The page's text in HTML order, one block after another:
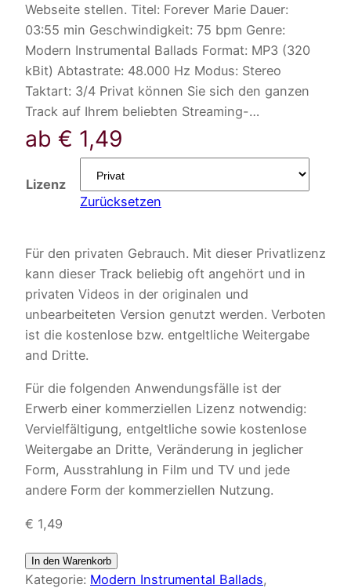
Webseite stellen. Titel: Forever Marie Dauer:
03:55 min Geschwindigkeit: 75 bpm Genre:
Modern Instrumental Ballads Format: MP3 (320
kBit) Abtastrate: 48.000 Hz Modus: Stereo
Taktart: 3/4 Privat können Sie sich den ganzen
Track auf Ihrem beliebten Streaming-…
ab € 1,49
Lizenz
Zurücksetzen
Für den privaten Gebrauch. Mit dieser Privatlizenz
kann dieser Track beliebig oft angehört und in
privaten Videos in der originalen und
unbearbeiteten Version genutzt werden. Verboten
ist die kostenlose bzw. entgeltliche Weitergabe
and Dritte.
Für die folgenden Anwendungsfälle ist der
Erwerb einer kommerziellen Lizenz notwendig:
Vervielfältigung, entgeltliche sowie kostenlose
Weitergabe an Dritte, Veränderung in jeglicher
Form, Ausstrahlung in Film und TV und jede
andere Form der kommerziellen Nutzung.
€ 1,49
In den Warenkorb
Kategorie: Modern Instrumental Ballads